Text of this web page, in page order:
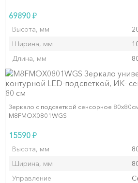
69890 ₽
Высота, мм
Ширина, мм
Длина, мм
Зеркало с подсветкой сенсорное
M8FMOX0801WGS
15590 ₽
Высота, мм
Ширина, мм
Управление